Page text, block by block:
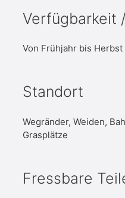
Verfügbarkeit
Von Frühjahr bis Herbst
Standort
Wegränder, Weiden,
Grasplätze
Fressbare